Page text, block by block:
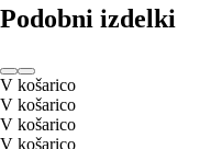
Podobni izdelki
V košarico
V košarico
V košarico
V košarico